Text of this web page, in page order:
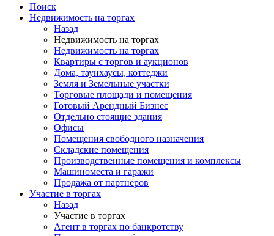
Поиск
Недвижимость на торгах
Назад
Недвижимость на торгах
Недвижимость на торгах
Квартиры с торгов и аукционов
Дома, таунхаусы, коттеджи
Земля и Земельные участки
Торговые площади и помещения
Готовый Арендный Бизнес
Отдельно стоящие здания
Офисы
Помещения свободного назначения
Складские помещения
Производственные помещения и комплексы
Машиноместа и гаражи
Продажа от партнёров
Участие в торгах
Назад
Участие в торгах
Агент в торгах по банкротству